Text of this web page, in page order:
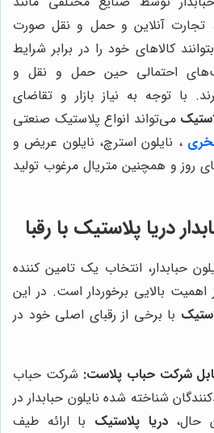
تجارت آنلاین و حمل و نقل صورت
کالاهای خود را در برابر شرایط
احتمالی حین حمل و نقل و
با توجه به نیاز بازار و تقاضای
می‌تواند انواع پلاستیک صنعتی
، نایلون استرچ، نایلون عریض و
روز و همچنین متریال مرغوب تولید
دریا پلاستیک با رقبا
حبابدار، انتخاب یک تامین کننده
اهمیت بالایی برخوردار است. در این
با برخی از رقبای اصلی خود در
شرکت حباب پلاست: شرکت حباب
شناخته شده نایلون حبابدار در
حال،دریا پلاستیک با ارائه طیف